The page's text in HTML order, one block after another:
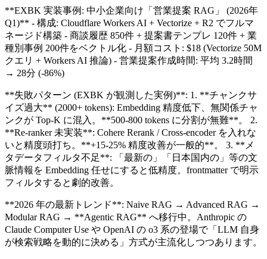
**EXBK 実装事例: 中小企業向け「営業提案 RAG」 (2026年
Q1)** - 構成: Cloudflare Workers AI + Vectorize + R2 でフルマ
ネージド構築 - 商談履歴 850件 + 提案書テンプレ 120件 + 業
種別事例 200件をベクトル化 - 月額コスト: $18 (Vectorize 50M
クエリ + Workers AI 推論) - 営業提案作成時間: 平均 3.2時間
→ 28分 (-86%)
**失敗パターン (EXBK が観測した実例)**: 1. **チャンクサ
イズ過大** (2000+ tokens): Embedding 精度低下、無関係チャ
ンクが Top-K に混入。**500-800 tokens に分割が無難**。 2.
**Re-ranker 未実装**: Cohere Rerank / Cross-encoder を入れな
いと精度頭打ち。**+15-25% 精度改善が一般的**。 3. **メ
タデータフィルタ不足**: 「最新の」「日本国内の」等の文
脈情報を Embedding 任せにすると低精度。frontmatter で明示
フィルタすると劇的改善。
**2026 年の最新トレンド**: Naive RAG → Advanced RAG →
Modular RAG → **Agentic RAG** へ移行中。Anthropic の
Claude Computer Use や OpenAI の o3 系の登場で「LLM 自身
が検索戦略を動的に決める」方式が主流化しつつあります。